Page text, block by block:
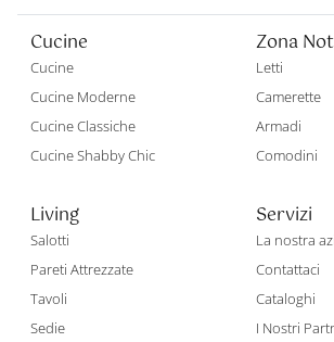
Cucine
Cucine
Cucine Moderne
Cucine Classiche
Cucine Shabby Chic
Zona
Letti
Camerette
Armadi
Comodini
Living
Salotti
Pareti Attrezzate
Tavoli
Sedie
Servizi
La nostra
Contattaci
Cataloghi
I Nostri